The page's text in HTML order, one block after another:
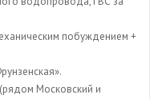
побуждением +
Московский и